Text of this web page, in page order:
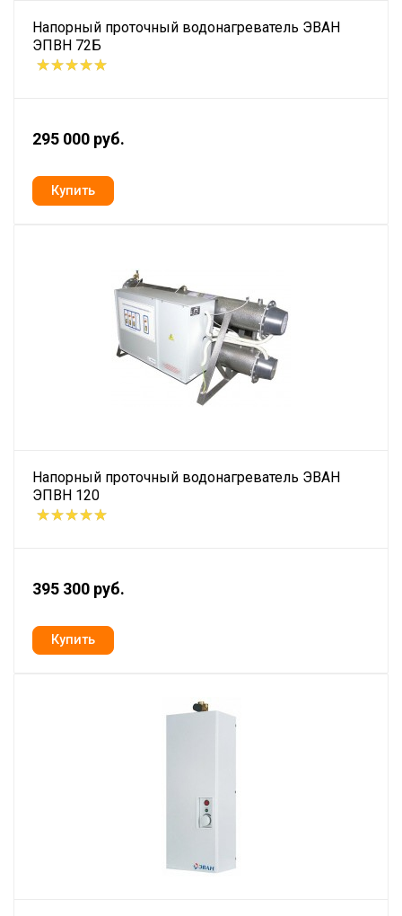
Напорный проточный водонагреватель ЭВАН
ЭПВН 72Б
295 000 руб.
Напорный проточный водонагреватель ЭВАН
ЭПВН 120
395 300 руб.